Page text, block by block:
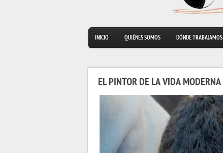
INICIO QUIÉNES SOMOS DÓNDE TRABAJAMOS
EL PINTOR DE LA VIDA MODERNA